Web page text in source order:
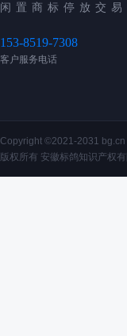
闲置商标停放交易
153-8519-7308
客户服务电话
Copyright ©2021-2031
版权所有 安徽标鸽知识产权